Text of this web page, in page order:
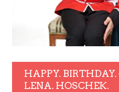
HAPPY. BIRTHDAY.
LENA. HOSCHEK.